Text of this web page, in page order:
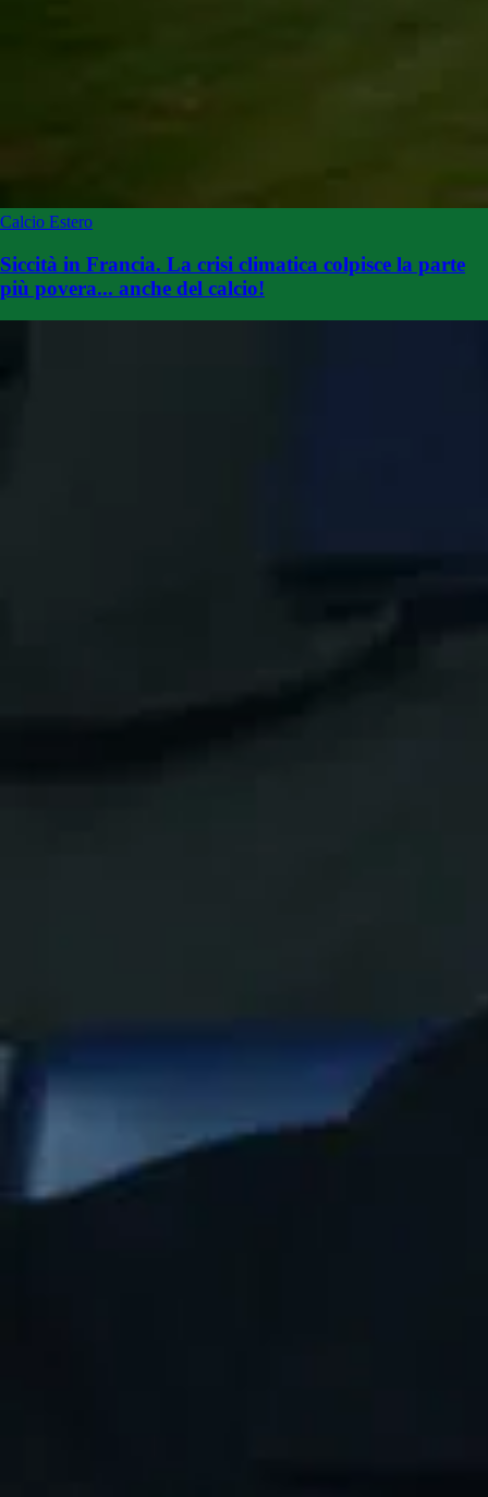
Calcio Estero
Siccità in Francia. La crisi climatica colpisce la parte
più povera... anche del calcio!